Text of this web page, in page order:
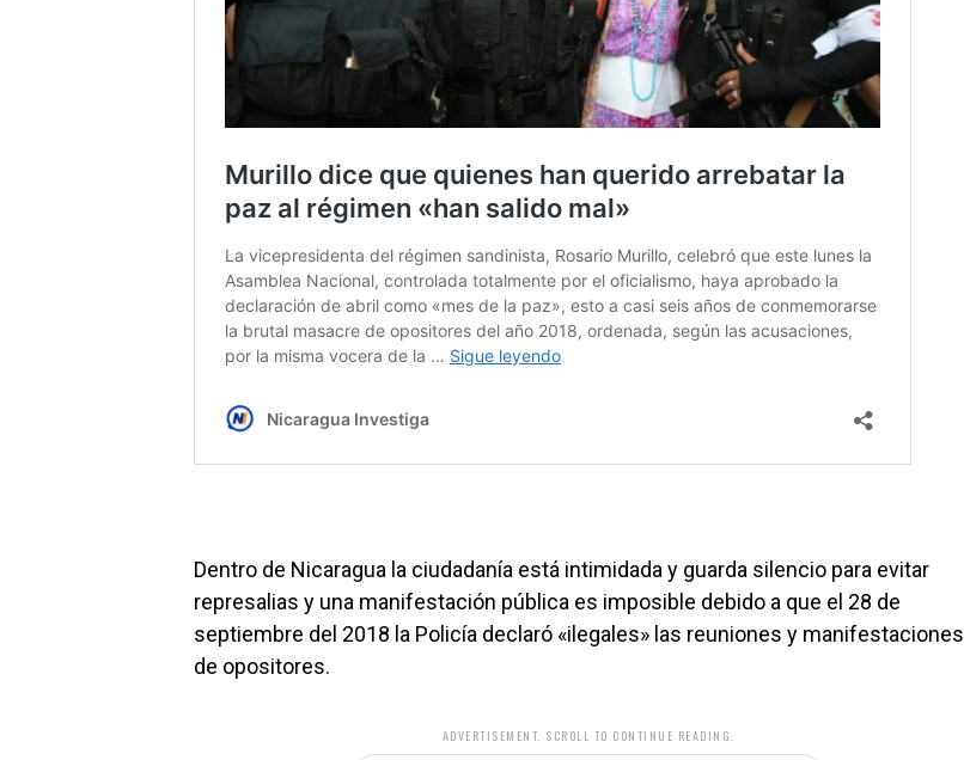
Dentro de Nicaragua la ciudadanía está intimidada y guarda silencio para evitar
represalias y una manifestación pública es imposible debido a que el 28 de
septiembre del 2018 la Policía declaró «ilegales» las reuniones y manifestaciones
de opositores.
ADVERTISEMENT. SCROLL TO CONTINUE READING.